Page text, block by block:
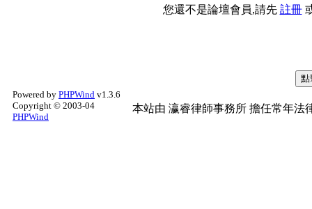
您還不是論壇會員,請先 註冊
Powered by PHPWind v1.3.6
Copyright © 2003-04
PHPWind
本站由 瀛睿律師事務所 擔任常年法